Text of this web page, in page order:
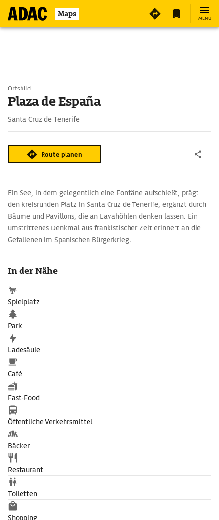
Maps MENÜ
Ortsbild
Plaza de España
Santa Cruz de Tenerife
Route planen
Ein See, in dem gelegentlich eine Fontäne aufschießt, prägt
den kreisrunden Platz in Santa Cruz de Tenerife, ergänzt durch
Bäume und Pavillons, die an Lavahöhlen denken lassen. Ein
umstrittenes Denkmal aus frankistischer Zeit erinnert an die
Gefallenen im Spanischen Bürgerkrieg.
In der Nähe
Spielplatz
Park
Ladesäule
Café
Fast-Food
Öffentliche Verkehrsmittel
Bäcker
Restaurant
Toiletten
Shopping